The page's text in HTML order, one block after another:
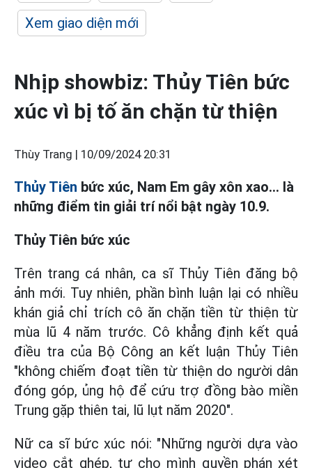
Xem giao diện mới
Nhịp showbiz: Thủy Tiên bức
xúc vì bị tố ăn chặn từ thiện
Thùy Trang | 10/09/2024 20:31
Thủy Tiên bức xúc, Nam Em gây xôn xao... là
những điểm tin giải trí nổi bật ngày 10.9.
Thủy Tiên bức xúc
Trên trang cá nhân, ca sĩ Thủy Tiên đăng bộ
ảnh mới. Tuy nhiên, phần bình luận lại có nhiều
khán giả chỉ trích cô ăn chặn tiền từ thiện từ
mùa lũ 4 năm trước. Cô khẳng định kết quả
điều tra của Bộ Công an kết luận Thủy Tiên
"không chiếm đoạt tiền từ thiện do người dân
đóng góp, ủng hộ để cứu trợ đồng bào miền
Trung gặp thiên tai, lũ lụt năm 2020".
Nữ ca sĩ bức xúc nói: "Những người dựa vào
video cắt ghép, tự cho mình quyền phán xét